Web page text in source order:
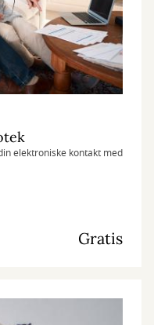
elektroniske kontakt med
Gratis